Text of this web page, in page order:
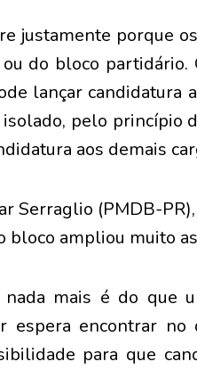
justamente porque
do bloco
lançar candidatura
isolado, pelo
aos demais
Serraglio (PMDB-
bloco ampliou muito
mais é do que
espera encontrar
para que